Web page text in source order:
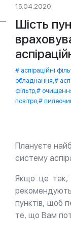
15.04.2020
Шість
аспіраційні
обладнання,
фільтр,
повітря,
Плануєте
систему
Якщо це так,
пунктів, щоб
те, що Вам